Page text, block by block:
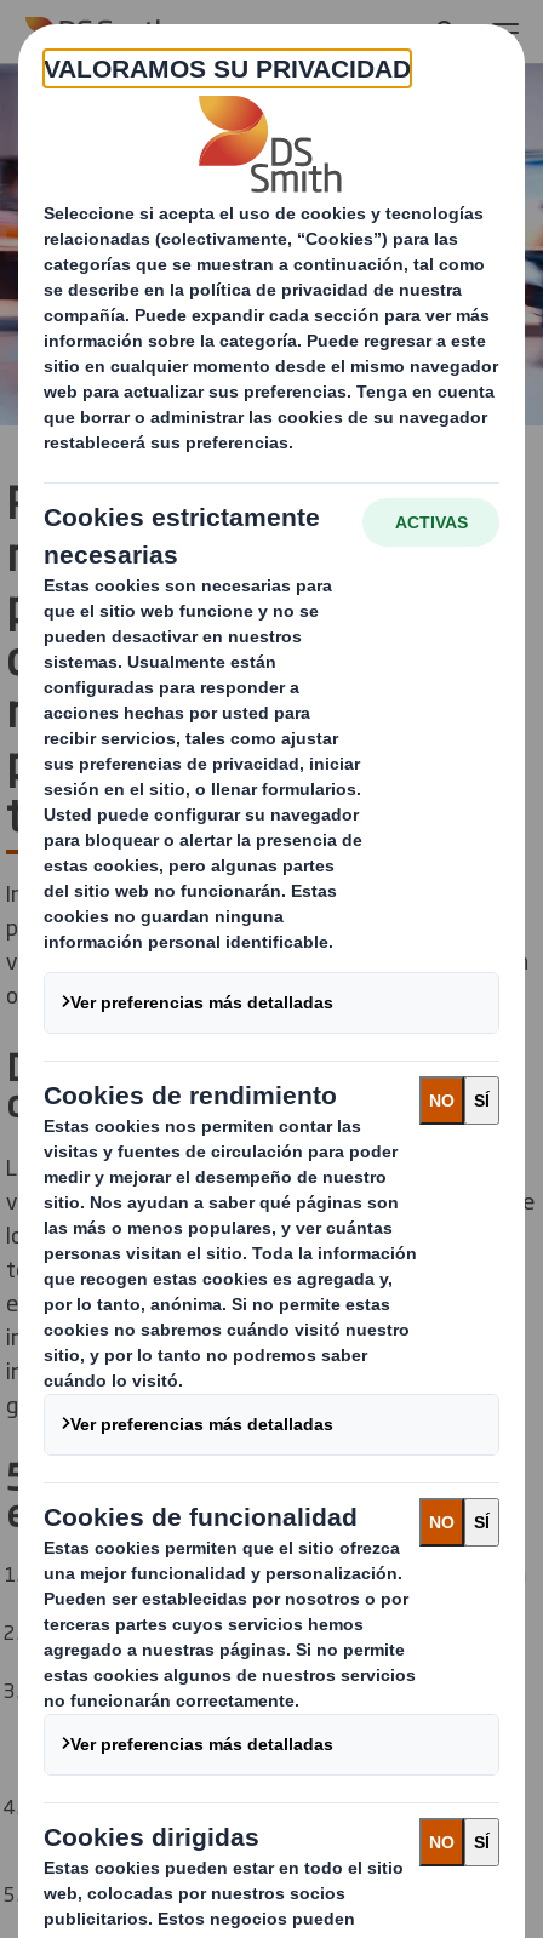
Skip to main content
Potencia el
reconocimiento de tu
producto y las ventas
durante todo el año con
nuestros expositores de
punto de venta de
temporada
Incorporando la estacionalidad a las soluciones de PLV
podemos ayudarte a atraer clientes y aumentar las
ventas durante los eventos estacionales del retail y en
otras épocas de gran actividad a lo largo del año.
Destaca en vacaciones y
durante todo el año
Las tiendas tienen una mayor afluencia en las
vacaciones y otras épocas especiales del año en las que
los clientes salen a buscar artículos específicos de la
temporada. En un mercado cada vez más competitivo,
en el que las experiencias en tienda son cada vez más
importantes, es fundamental obtener y mantener el
interés de los clientes durante estos momentos de
gran actividad con expositores atractivos.
5 motivos para invertir en
estacionalidad
Los mensajes de temporada son atractivos porque están
deactualidady sonrelevantes.
Un toque estacionalpuede mantener tu mensaje
actualizado .
Los expositores de temporada pueden ser una
herramienta poderosa para impulsar la conversión de
ventas de tu audiencia actual, así como de nuevas
audiencias objetivo.
Lasofertas o promociones especiales de temporada
pueden ser el incentivo perfecto para que tus clientes
compren.
Unacampaña o promoción de temporada
marca una razón para que las personas se acerquen.